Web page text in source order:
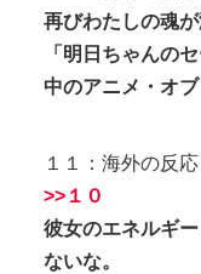
再びわたしの魂が
「明日ちゃんの
中のアニメ・オ
１１：海外の反応
>>１０
彼女のエネルギ
ないな。